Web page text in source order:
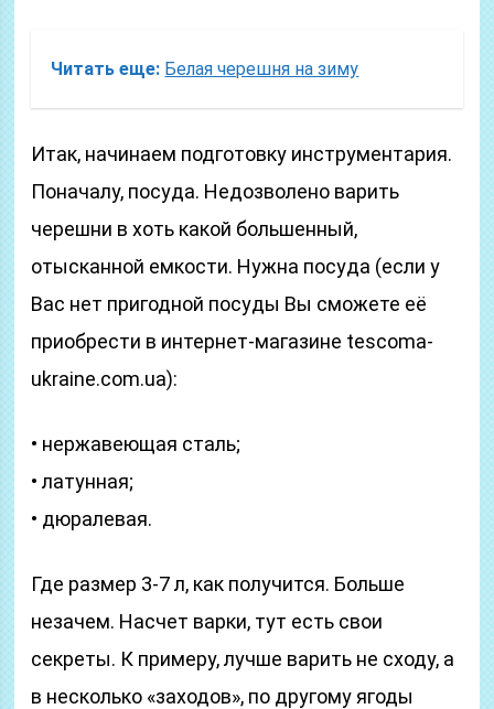
Читать еще: Белая черешня на зиму
Итак, начинаем подготовку инструментария.
Поначалу, посуда. Недозволено варить
черешни в хоть какой большенный,
отысканной емкости. Нужна посуда (если у
Вас нет пригодной посуды Вы сможете её
приобрести в интернет-магазине tescoma-
ukraine.com.ua):
• нержавеющая сталь;
• латунная;
• дюралевая.
Где размер 3-7 л, как получится. Больше
незачем. Насчет варки, тут есть свои
секреты. К примеру, лучше варить не сходу, а
в несколько «заходов», по другому ягоды